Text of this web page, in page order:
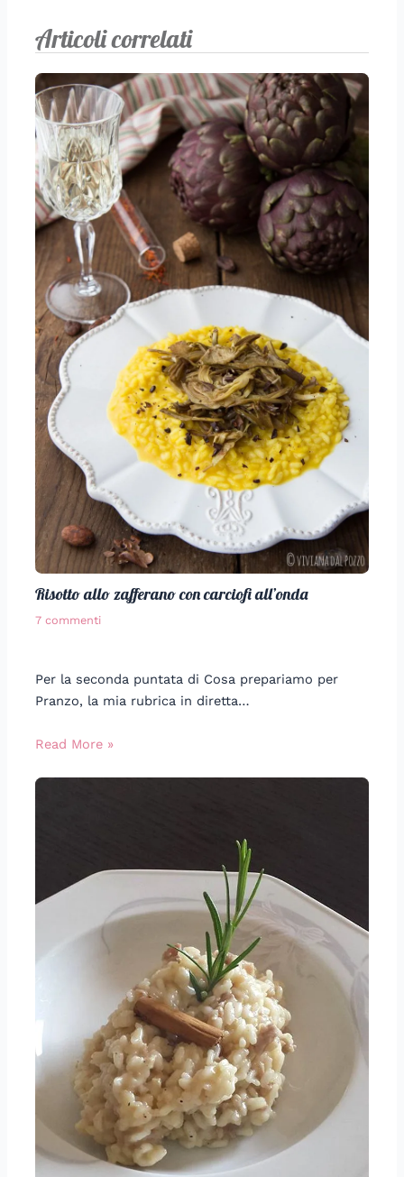
Articoli correlati
Risotto allo zafferano con carciofi all’onda
7 commenti
Per la seconda puntata di Cosa prepariamo per
Pranzo, la mia rubrica in diretta…
Read More »